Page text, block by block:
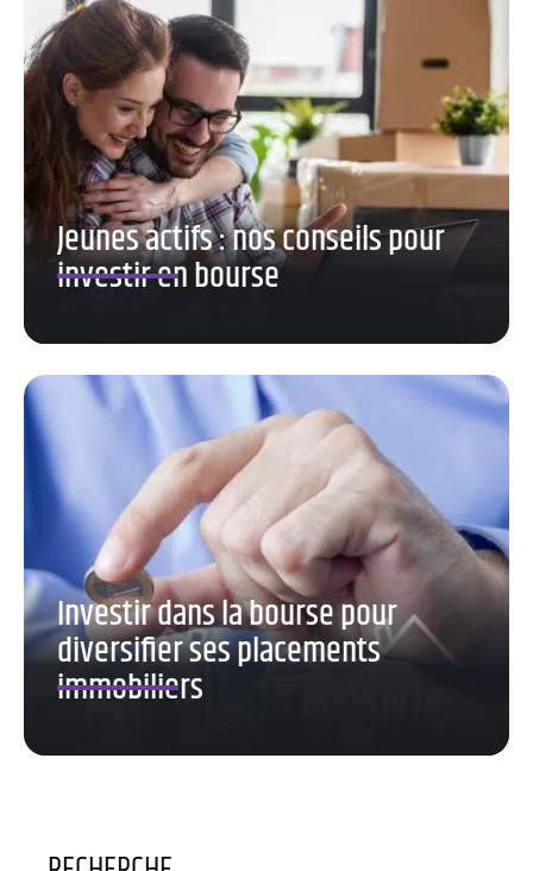
Jeunes actifs : nos conseils pour
investir en bourse
Investir dans la bourse pour
diversifier ses placements
immobiliers